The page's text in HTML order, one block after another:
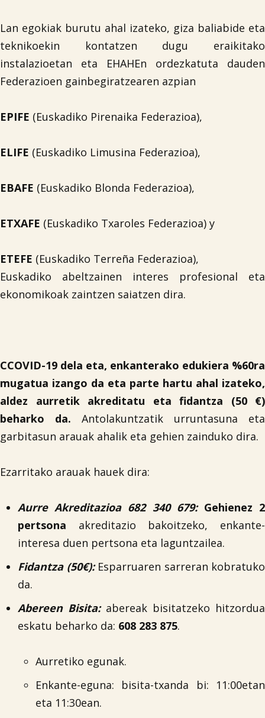
Lan egokiak burutu ahal izateko, giza baliabide eta
teknikoekin kontatzen dugu eraikitako
instalazioetan eta EHAHEn ordezkatuta dauden
Federazioen gainbegiratzearen azpian
EPIFE (Euskadiko Pirenaika Federazioa),
ELIFE (Euskadiko Limusina Federazioa),
EBAFE (Euskadiko Blonda Federazioa),
ETXAFE (Euskadiko Txaroles Federazioa) y
ETEFE (Euskadiko Terreña Federazioa),
Euskadiko abeltzainen interes profesional eta
ekonomikoak zaintzen saiatzen dira.
CCOVID-19 dela eta, enkanterako edukiera %60ra
mugatua izango da eta parte hartu ahal izateko,
aldez aurretik akreditatu eta fidantza (50 €)
beharko da. Antolakuntzatik urruntasuna eta
garbitasun arauak ahalik eta gehien zainduko dira.
Ezarritako arauak hauek dira:
Aurre Akreditazioa 682 340 679: Gehienez 2
pertsona akreditazio bakoitzeko, enkante-
interesa duen pertsona eta laguntzailea.
Fidantza (50€):Esparruaren sarreran kobratuko
da.
Abereen Bisita:abereak bisitatzeko hitzordua
eskatu beharko da: 608 283 875.
Aurretiko egunak.
Enkante-eguna: bisita-txanda bi: 11:00etan
eta 11:30ean.